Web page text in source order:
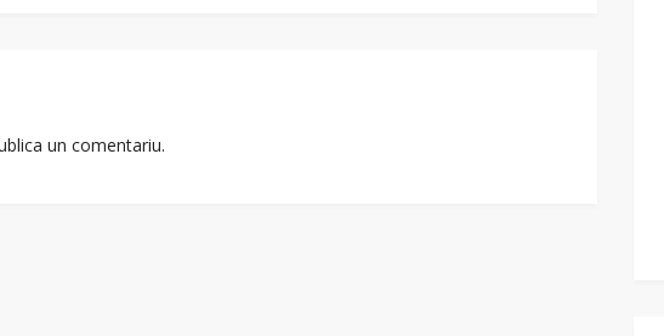
un comentariu.